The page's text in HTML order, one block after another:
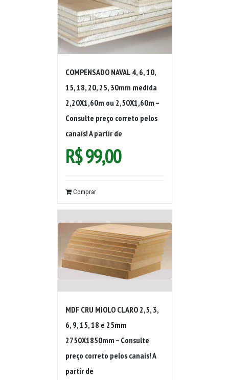
COMPENSADO NAVAL 4, 6, 10,
15, 18, 20, 25, 30mm medida
2,20X1,60m ou 2,50X1,60m –
Consulte preço correto pelos
canais! A partir de
R$99,00
Comprar
MDF CRU MIOLO CLARO 2,5, 3,
6, 9, 15, 18 e 25mm
2750X1850mm – Consulte
preço correto pelos canais! A
partir de